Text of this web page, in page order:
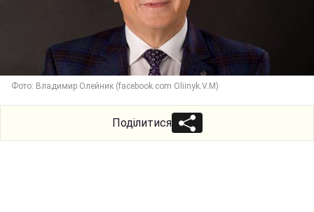
Фото: Владимир Олейник (facebook.com Oliinyk.V.M)
Поділитися